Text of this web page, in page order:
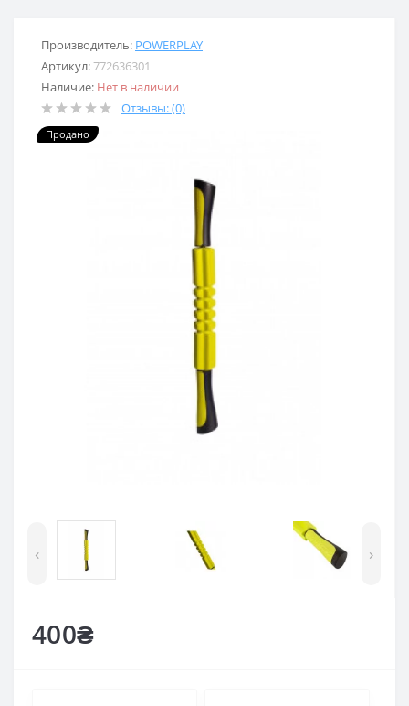
Производитель: POWERPLAY
Артикул:772636301
Наличие: Нет в наличии
Отзывы: (0)
Продано
‹ ›
400₴